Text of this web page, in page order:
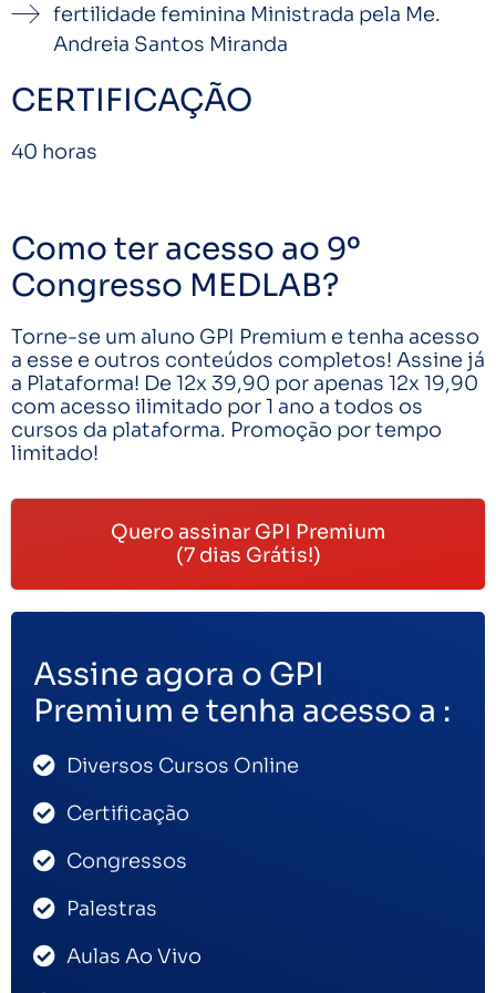
fertilidade feminina Ministrada pela Me.
Andreia Santos Miranda
CERTIFICAÇÃO
40 horas
Como ter acesso ao 9º
Congresso MEDLAB?
Torne-se um aluno GPI Premium e tenha acesso
a esse e outros conteúdos completos! Assine já
a Plataforma! De 12x 39,90 por apenas 12x 19,90
com acesso ilimitado por 1 ano a todos os
cursos da plataforma. Promoção por tempo
limitado!
Quero assinar GPI Premium
(7 dias Grátis!)
Assine agora o GPI
Premium e tenha acesso a :
Diversos Cursos Online
Certificação
Congressos
Palestras
Aulas Ao Vivo